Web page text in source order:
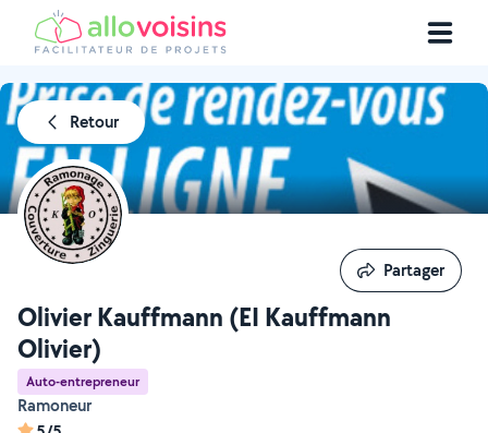
Retour
Olivier Kauffmann (EI Kauffmann
Olivier)
Auto-entrepreneur
Ramoneur
Partager
Partager